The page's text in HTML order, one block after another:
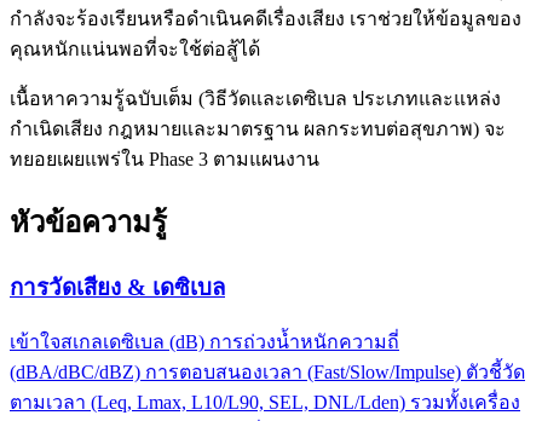
กำลังจะร้องเรียนหรือดำเนินคดีเรื่องเสียง เราช่วยให้ข้อมูลของ
คุณหนักแน่นพอที่จะใช้ต่อสู้ได้
เนื้อหาความรู้ฉบับเต็ม (วิธีวัดและเดซิเบล ประเภทและแหล่ง
กำเนิดเสียง กฎหมายและมาตรฐาน ผลกระทบต่อสุขภาพ) จะ
ทยอยเผยแพร่ใน Phase 3 ตามแผนงาน
หัวข้อความรู้
การวัดเสียง & เดซิเบล
เข้าใจสเกลเดซิเบล (dB) การถ่วงน้ำหนักความถี่
(dBA/dBC/dBZ) การตอบสนองเวลา (Fast/Slow/Impulse) ตัวชี้วัด
ตามเวลา (Leq, Lmax, L10/L90, SEL, DNL/Lden) รวมทั้งเครื่อง